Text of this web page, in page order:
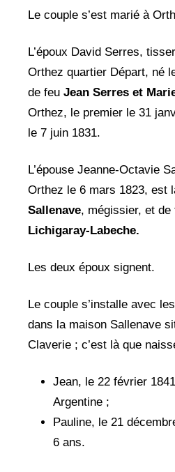
Le couple s’est marié à
L’époux David Serres,
Orthez quartier Départ, né
de feu Jean Serres et
Orthez, le premier le 31
le 7 juin 1831.
L’épouse Jeanne-Octavie
Orthez le 6 mars 1823, est
Sallenave, mégissier, et de
Lichigaray-Labeche.
Les deux époux signent.
Le couple s’installe avec
dans la maison Sallenave
Claverie ; c’est là que
Jean, le 22 février
Argentine ;
Pauline, le 21
6 ans.